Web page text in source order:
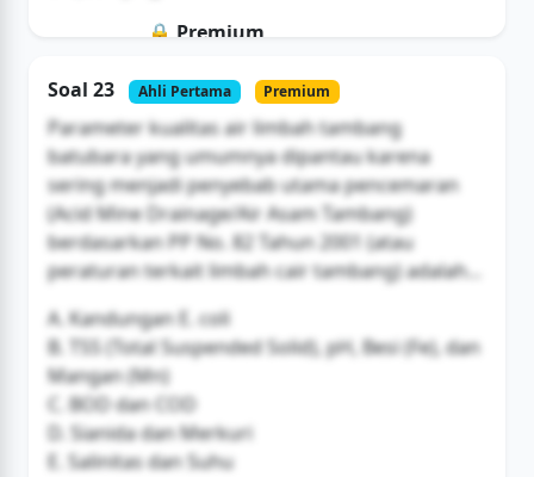
🔒 Premium
Buka Akses
Soal 23 Ahli Pertama Premium
Parameter kualitas air limbah tambang
batubara yang umumnya dipantau karena
sering menjadi penyebab utama pencemaran
(Acid Mine Drainage/Air Asam Tambang)
berdasarkan PP No. 82 Tahun 2001 (atau
peraturan terkait limbah cair tambang) adalah...
A. Kandungan E. coli
B. TSS (Total Suspended Solid), pH, Besi (Fe), dan
Mangan (Mn)
C. BOD dan COD
D. Sianida dan Merkuri
E. Salinitas dan Suhu